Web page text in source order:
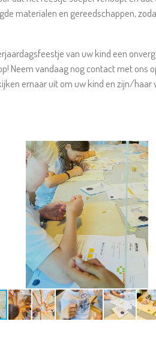
materialen en gereedschappen,
van uw kind een
Neem vandaag nog contact met ons
ernaar uit om uw kind en zijn/